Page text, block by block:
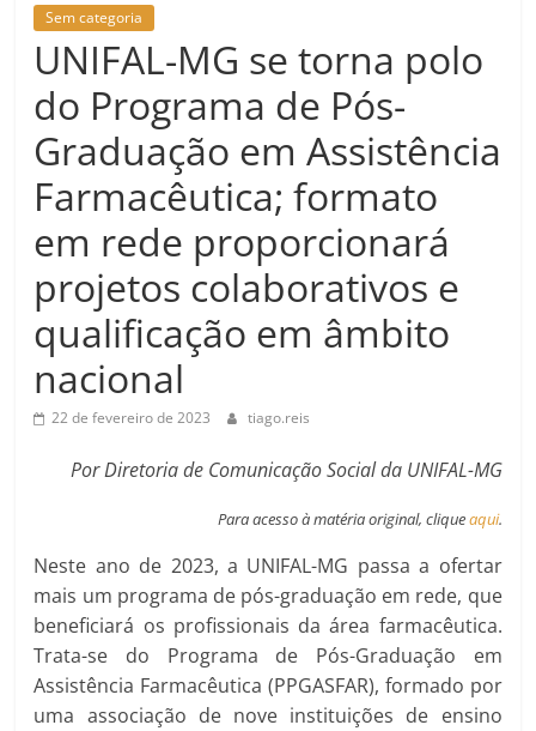
Sem categoria
UNIFAL-MG se torna polo
do Programa de Pós-
Graduação em Assistência
Farmacêutica; formato
em rede proporcionará
projetos colaborativos e
qualificação em âmbito
nacional
22 de fevereiro de 2023 tiago.reis
Por Diretoria de Comunicação Social da UNIFAL-MG
Para acesso à matéria original, cliqueaqui.
Neste ano de 2023, a UNIFAL-MG passa a ofertar
mais um programa de pós-graduação em rede, que
beneficiará os profissionais da área farmacêutica.
Trata-se do Programa de Pós-Graduação em
Assistência Farmacêutica (PPGASFAR), formado por
uma associação de nove instituições de ensino